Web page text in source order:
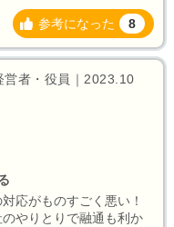
参考になった 8
営者・役員｜2023.10
応がものすごく悪い！
やりとりで融通も利か